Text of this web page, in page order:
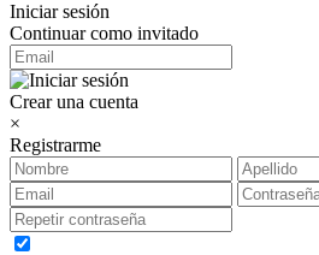
Iniciar sesión
Continuar como invitado
Crear una cuenta
×
Registrarme